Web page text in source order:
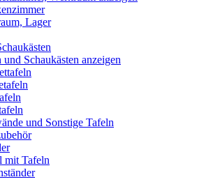
Lager
und Schaukästen anzeigen
und Sonstige Tafeln
mit Tafeln